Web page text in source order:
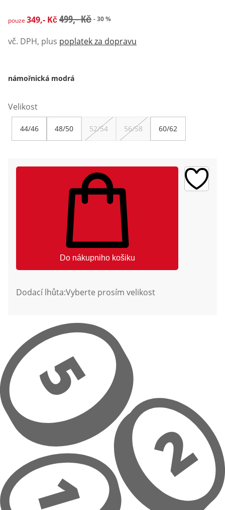
zlevněná cena: 349,- Kč, původní cena: 499,- Kč
pouze 349,- Kč499,- Kč - 30 %
vč. DPH, plus poplatek za dopravu
námořnická modrá
Velikost
44/46 48/50 52/54 56/58 60/62
Do nákupniho košiku
Dodací lhůta:Vyberte prosím velikost